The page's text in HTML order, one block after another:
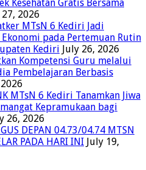
Kesehatan Gratis Bersama
27, 2026
MTsN 6 Kediri Jadi
pada Pertemuan Rutin
Kediri July 26, 2026
Kompetensi Guru melalui
Pembelajaran Berbasis
MTsN 6 Kediri Tanamkan Jiwa
Kepramukaan bagi
26, 2026
DEPAN 04.73/04.74 MTSN
PADA HARI INI July 19,